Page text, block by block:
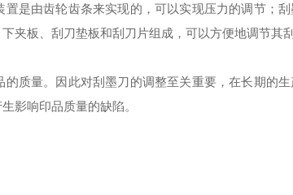
是由齿轮齿条来实现的，可以实现压力的调节；
夹板、刮刀垫板和刮刀片组成，可以方便地调节其
质量。因此对刮墨刀的调整至关重要，在长期的
影响印品质量的缺陷。